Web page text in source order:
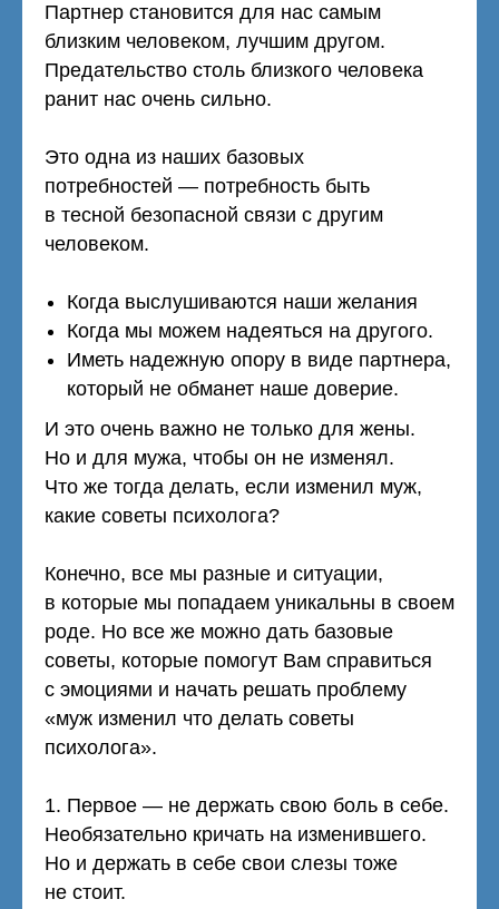
Партнер становится для нас самым
близким человеком, лучшим другом.
Предательство столь близкого человека
ранит нас очень сильно.
Это одна из наших базовых
потребностей — потребность быть
в тесной безопасной связи с другим
человеком.
Когда выслушиваются наши желания
Когда мы можем надеяться на другого.
Иметь надежную опору в виде партнера,
который не обманет наше доверие.
И это очень важно не только для жены.
Но и для мужа, чтобы он не изменял.
Что же тогда делать, если изменил муж,
какие советы психолога?
Конечно, все мы разные и ситуации,
в которые мы попадаем уникальны в своем
роде. Но все же можно дать базовые
советы, которые помогут Вам справиться
с эмоциями и начать решать проблему
«муж изменил что делать советы
психолога».
1. Первое — не держать свою боль в себе.
Необязательно кричать на изменившего.
Но и держать в себе свои слезы тоже
не стоит.